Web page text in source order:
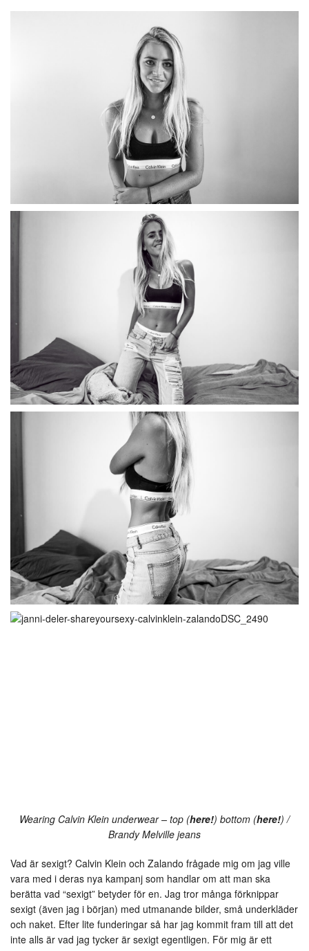
Wearing Calvin Klein underwear – top (here!) bottom (here!) /
Brandy Melville jeans
Vad är sexigt? Calvin Klein och Zalando frågade mig om jag ville
vara med i deras nya kampanj som handlar om att man ska
berätta vad “sexigt” betyder för en. Jag tror många förknippar
sexigt (även jag i början) med utmanande bilder, små underkläder
och naket. Efter lite funderingar så har jag kommit fram till att det
inte alls är vad jag tycker är sexigt egentligen. För mig är ett